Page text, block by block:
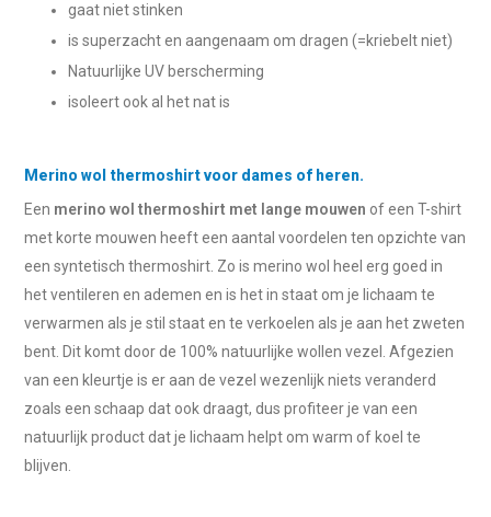
gaat niet stinken
is superzacht en aangenaam om dragen (=kriebelt niet)
Natuurlijke UV berscherming
isoleert ook al het nat is
Merino wol thermoshirt voor dames of heren.
Een merino wol thermoshirt met lange mouwen of een T-shirt
met korte mouwen heeft een aantal voordelen ten opzichte van
een syntetisch thermoshirt. Zo is merino wol heel erg goed in
het ventileren en ademen en is het in staat om je lichaam te
verwarmen als je stil staat en te verkoelen als je aan het zweten
bent. Dit komt door de 100% natuurlijke wollen vezel. Afgezien
van een kleurtje is er aan de vezel wezenlijk niets veranderd
zoals een schaap dat ook draagt, dus profiteer je van een
natuurlijk product dat je lichaam helpt om warm of koel te
blijven.